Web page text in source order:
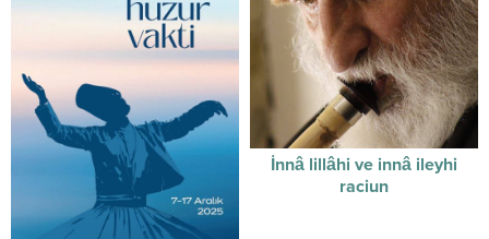
İnnâ lillâhi ve innâ ileyhi
raciun